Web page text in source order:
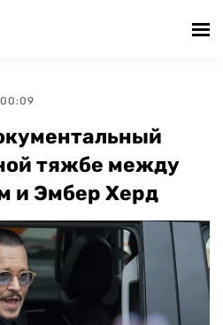
тяжбе между
и Эмбер Херд